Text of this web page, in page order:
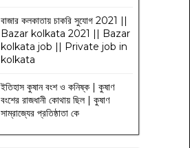
বাজার কলকাতায় চাকরি সুযোগ 2021 ||
Bazar kolkata 2021 || Bazar
kolkata job || Private job in
kolkata
ইতিহাস কুষান বংশ ও কনিষ্ক | কুষাণ
বংশের রাজধানী কোথায় ছিল | কুষাণ
সাম্রাজ্যের প্রতিষ্ঠাতা কে